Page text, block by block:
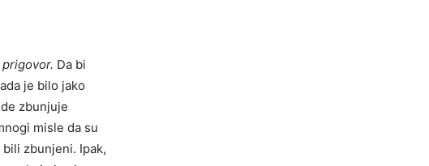
Da bi
je bilo jako
zbunjuje
misle da su
zbunjeni. Ipak,